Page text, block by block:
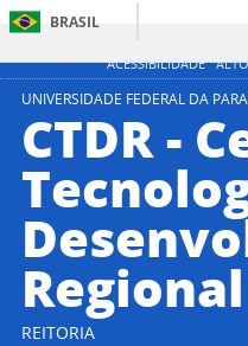
ACESSIBILIDADE
BRASIL
UNIVERSIDADE FEDERAL DA
CTDR -
Regional
REITORIA